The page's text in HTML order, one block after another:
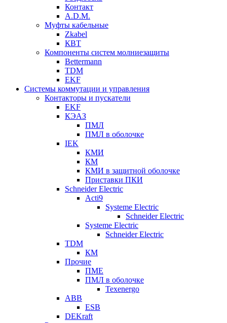
Контакт
A.D.M.
Муфты кабельные
Zkabel
КВТ
Компоненты систем молниезащиты
Bettermann
TDM
EKF
Системы коммутации и управления
Контакторы и пускатели
EKF
КЭАЗ
ПМЛ
ПМЛ в оболочке
IEK
КМИ
КМ
КМИ в защитной оболочке
Приставки ПКИ
Schneider Electric
Acti9
Systeme Electric
Schneider Electric
Systeme Electric
Schneider Electric
TDM
КМ
Прочие
ПМЕ
ПМЛ в оболочке
Texenergo
ABB
ESB
DEKraft